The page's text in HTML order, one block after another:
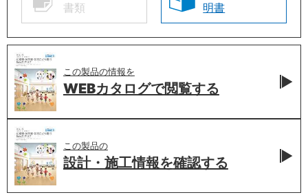
書類
明書
この製品の情報を
WEBカタログで閲覧する
この製品の
設計・施工情報を確認する